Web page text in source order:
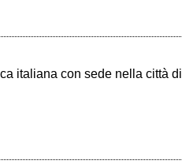
italiana con sede nella città di